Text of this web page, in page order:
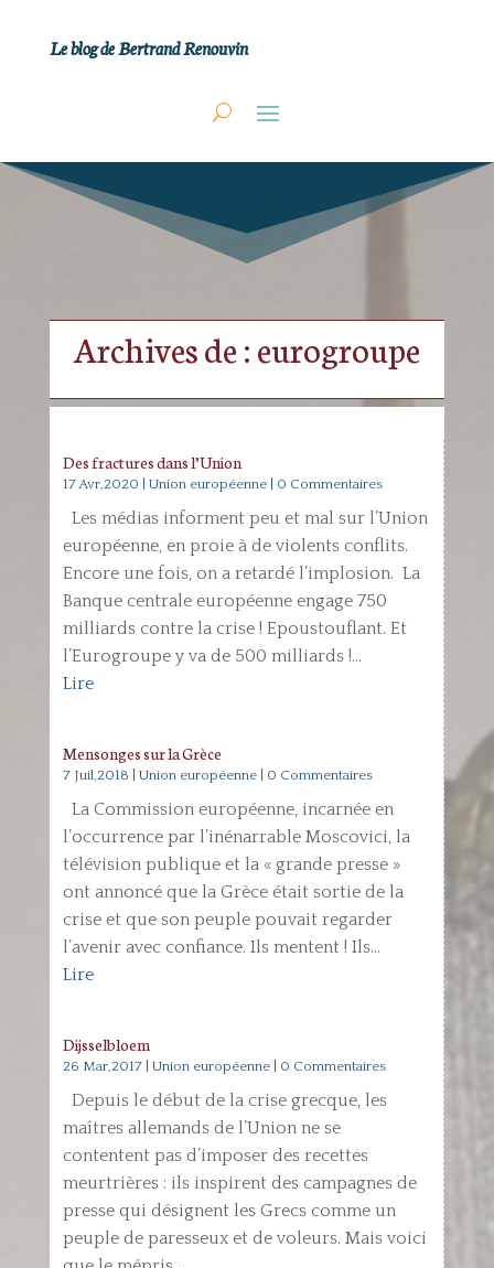
Le blog de Bertrand Renouvin
Archives de : eurogroupe
Des fractures dans l’Union
17 Avr,2020 Union européenne| 0 Commentaires
Les médias informent peu et mal sur l’Union
européenne, en proie à de violents conflits.
Encore une fois, on a retardé l’implosion. La
Banque centrale européenne engage 750
milliards contre la crise ! Epoustouflant. Et
l’Eurogroupe y va de 500 milliards !...
Lire
Mensonges sur la Grèce
7 Juil,2018 Union européenne| 0 Commentaires
La Commission européenne, incarnée en
l’occurrence par l’inénarrable Moscovici, la
télévision publique et la « grande presse »
ont annoncé que la Grèce était sortie de la
crise et que son peuple pouvait regarder
l’avenir avec confiance. Ils mentent ! Ils...
Lire
Dijsselbloem
26 Mar,2017| Union européenne| 0 Commentaires
Depuis le début de la crise grecque, les
maîtres allemands de l’Union ne se
contentent pas d’imposer des recettes
meurtrières : ils inspirent des campagnes de
presse qui désignent les Grecs comme un
peuple de paresseux et de voleurs. Mais voici